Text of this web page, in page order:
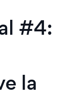
#4:
la